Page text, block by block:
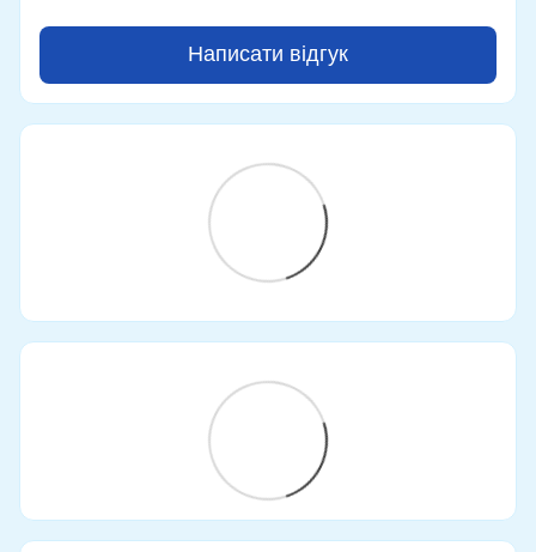
Написати відгук